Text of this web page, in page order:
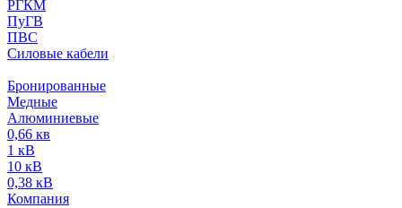
РГКМ
ПуГВ
ПВС
Силовые кабели
Бронированные
Медные
Алюминиевые
0,66 кв
1 кВ
10 кВ
0,38 кВ
Компания